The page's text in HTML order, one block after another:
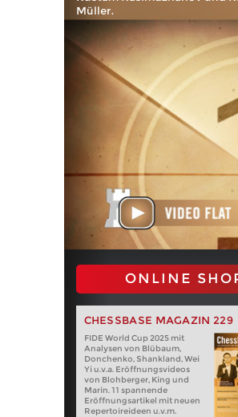
Müller.
ONLINE
CHESSBASE MAGAZIN 229
FIDE World Cup 2025 mit
Analysen von Blübaum,
Donchenko, Shankland, Wei
Yi u.v.a. Eröffnungsvideos
von Blohberger, King und
Marin. 11 spannende
Eröffnungsartikel mit neuen
Repertoireideen u.v.m.